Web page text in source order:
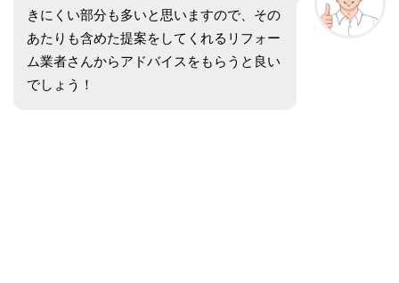
きにくい部分も多いと思いますので、その
あたりも含めた提案をしてくれるリフォー
ム業者さんからアドバイスをもらうと良い
でしょう！